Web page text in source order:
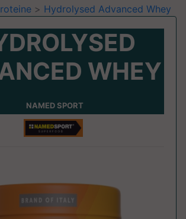
> Hydrolysed Advanced Whey
WHEY
NAMED SPORT